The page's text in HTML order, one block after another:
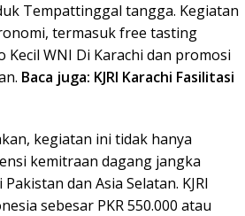
Tempattinggal tangga. Kegiatan
termasuk free tasting
WNI Di Karachi dan promosi
Baca juga: KJRI Karachi Fasilitasi
kegiatan ini tidak hanya
kemitraan dagang jangka
dan Asia Selatan. KJRI
sebesar PKR 550.000 atau